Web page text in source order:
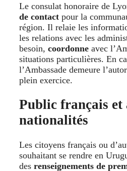
Le consulat honoraire de
de contact pour la
région. Il relaie les
les relations avec les
besoin, coordonne avec
situations particulières. En
l’Ambassade demeure
plein exercice.
Public français et
nationalités
Les citoyens français ou
souhaitant se rendre en
des renseignements de